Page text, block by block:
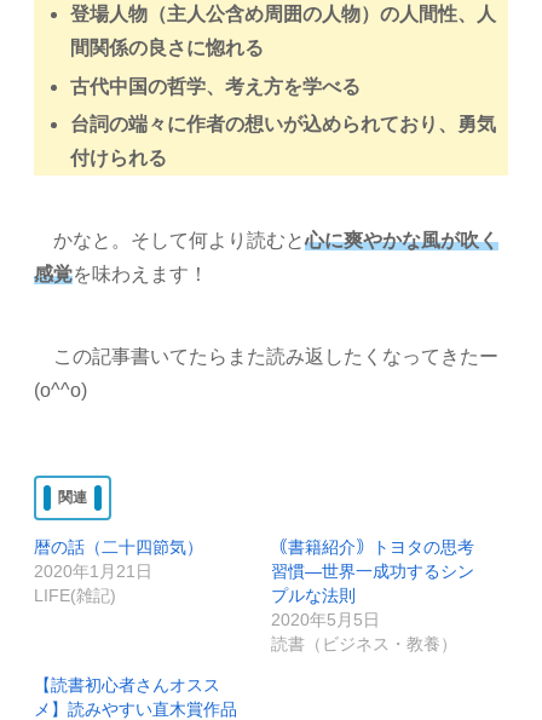
登場人物（主人公含め周囲の人物）の人間性、人
間関係の良さに惚れる
古代中国の哲学、考え方を学べる
台詞の端々に作者の想いが込められており、勇気
付けられる
かなと。そして何より読むと心に爽やかな風が吹く
感覚を味わえます！
この記事書いてたらまた読み返したくなってきたー
(o^^o)
関連
暦の話（二十四節気）
2020年1月21日
LIFE(雑記)
｟書籍紹介｠トヨタの思考
習慣―世界一成功するシン
プルな法則
2020年5月5日
読書（ビジネス・教養）
【読書初心者さんオスス
メ】読みやすい直木賞作品